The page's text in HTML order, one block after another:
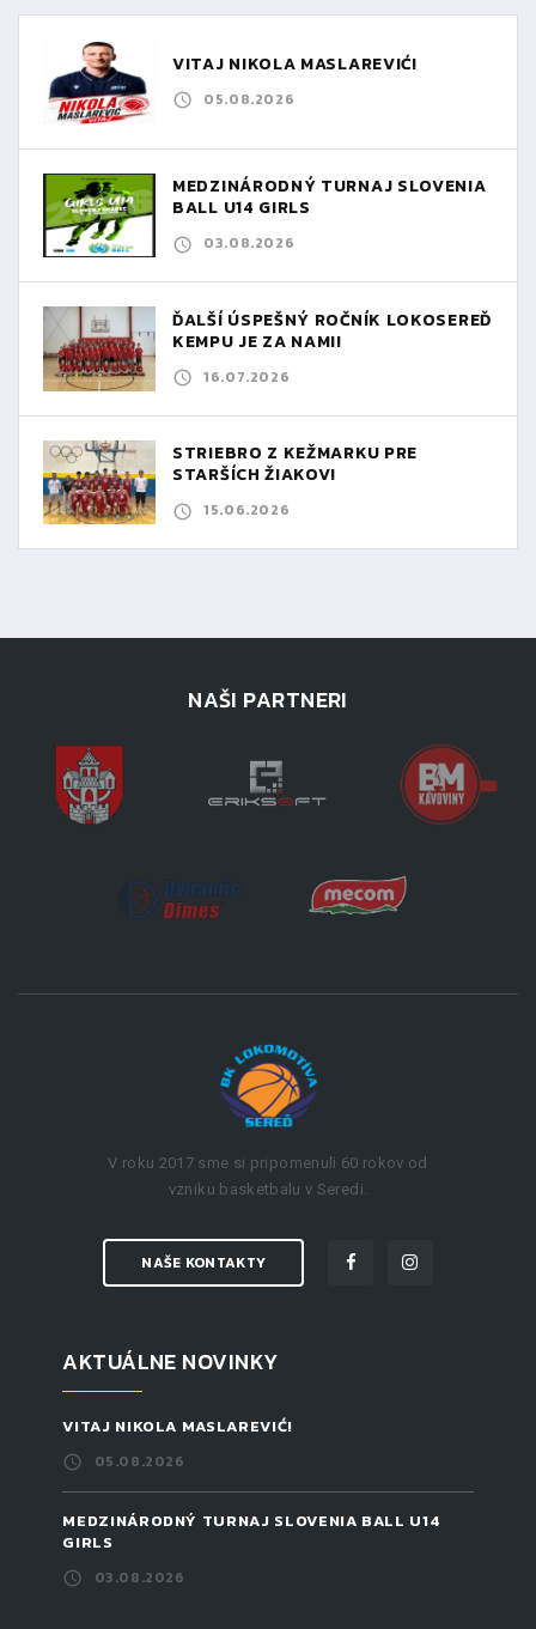
VITAJ NIKOLA MASLAREVIĆ!
05.08.2026
MEDZINÁRODNÝ TURNAJ SLOVENIA
BALL U14 GIRLS
03.08.2026
ĎALŠÍ ÚSPEŠNÝ ROČNÍK LOKOSEREĎ
KEMPU JE ZA NAMI!
16.07.2026
STRIEBRO Z KEŽMARKU PRE
STARŠÍCH ŽIAKOV!
15.06.2026
NAŠI PARTNERI
V roku 2017 sme si pripomenuli 60 rokov od
vzniku basketbalu v Seredi.
NAŠE KONTAKTY
AKTUÁLNE NOVINKY
VITAJ NIKOLA MASLAREVIĆ!
05.08.2026
MEDZINÁRODNÝ TURNAJ SLOVENIA BALL U14
GIRLS
03.08.2026